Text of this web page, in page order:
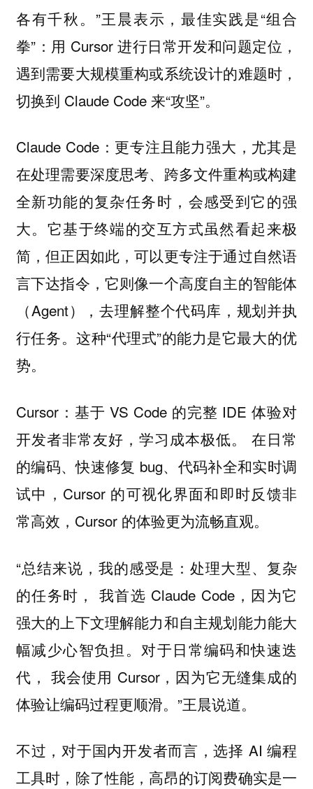
各有千秋。”王晨表示，最佳实践是“组合
拳”：用 Cursor 进行日常开发和问题定位，
遇到需要大规模重构或系统设计的难题时，
切换到 Claude Code 来“攻坚”。
Claude Code：更专注且能力强大，尤其是
在处理需要深度思考、跨多文件重构或构建
全新功能的复杂任务时，会感受到它的强
大。它基于终端的交互方式虽然看起来极
简，但正因如此，可以更专注于通过自然语
言下达指令，它则像一个高度自主的智能体
（Agent），去理解整个代码库，规划并执
行任务。这种“代理式”的能力是它最大的优
势。
Cursor：基于 VS Code 的完整 IDE 体验对
开发者非常友好，学习成本极低。 在日常
的编码、快速修复 bug、代码补全和实时调
试中，Cursor 的可视化界面和即时反馈非
常高效，Cursor 的体验更为流畅直观。
“总结来说，我的感受是：处理大型、复杂
的任务时， 我首选 Claude Code，因为它
强大的上下文理解能力和自主规划能力能大
幅减少心智负担。对于日常编码和快速迭
代， 我会使用 Cursor，因为它无缝集成的
体验让编码过程更顺滑。”王晨说道。
不过，对于国内开发者而言，选择 AI 编程
工具时，除了性能，高昂的订阅费确实是一